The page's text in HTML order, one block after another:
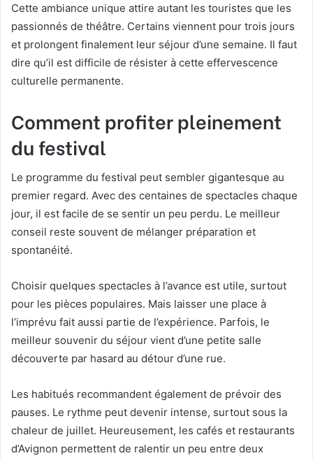
Cette ambiance unique attire autant les touristes que les
passionnés de théâtre. Certains viennent pour trois jours
et prolongent finalement leur séjour d’une semaine. Il faut
dire qu’il est difficile de résister à cette effervescence
culturelle permanente.
Comment profiter pleinement
du festival
Le programme du festival peut sembler gigantesque au
premier regard. Avec des centaines de spectacles chaque
jour, il est facile de se sentir un peu perdu. Le meilleur
conseil reste souvent de mélanger préparation et
spontanéité.
Choisir quelques spectacles à l’avance est utile, surtout
pour les pièces populaires. Mais laisser une place à
l’imprévu fait aussi partie de l’expérience. Parfois, le
meilleur souvenir du séjour vient d’une petite salle
découverte par hasard au détour d’une rue.
Les habitués recommandent également de prévoir des
pauses. Le rythme peut devenir intense, surtout sous la
chaleur de juillet. Heureusement, les cafés et restaurants
d’Avignon permettent de ralentir un peu entre deux